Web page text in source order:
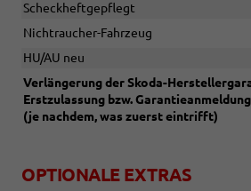
Scheckheftgepflegt
Nichtraucher-Fahrzeug
HU/AU neu
Verlängerung der Skoda-
Erstzulassung bzw.
(je nachdem, was zuerst eintrifft)
OPTIONALE EXTRAS